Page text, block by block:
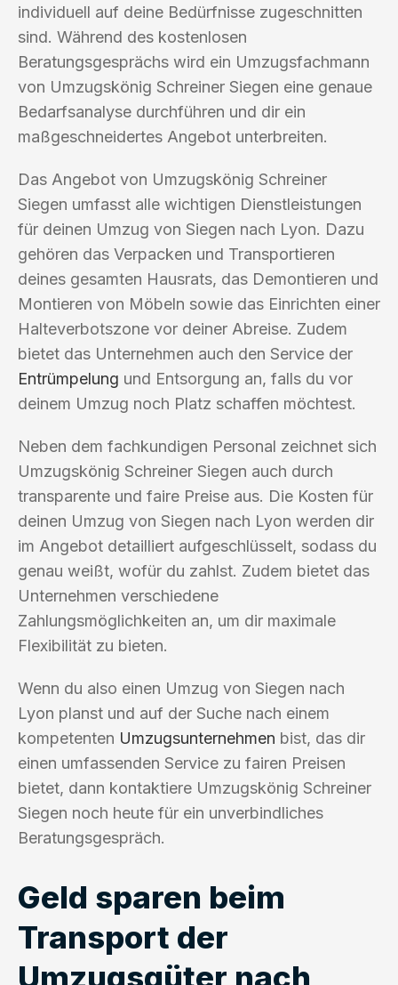
individuell auf deine Bedürfnisse zugeschnitten
sind. Während des kostenlosen
Beratungsgesprächs wird ein Umzugsfachmann
von Umzugskönig Schreiner Siegen eine genaue
Bedarfsanalyse durchführen und dir ein
maßgeschneidertes Angebot unterbreiten.
Das Angebot von Umzugskönig Schreiner
Siegen umfasst alle wichtigen Dienstleistungen
für deinen Umzug von Siegen nach Lyon. Dazu
gehören das Verpacken und Transportieren
deines gesamten Hausrats, das Demontieren und
Montieren von Möbeln sowie das Einrichten einer
Halteverbotszone vor deiner Abreise. Zudem
bietet das Unternehmen auch den Service der
Entrümpelung und Entsorgung an, falls du vor
deinem Umzug noch Platz schaffen möchtest.
Neben dem fachkundigen Personal zeichnet sich
Umzugskönig Schreiner Siegen auch durch
transparente und faire Preise aus. Die Kosten für
deinen Umzug von Siegen nach Lyon werden dir
im Angebot detailliert aufgeschlüsselt, sodass du
genau weißt, wofür du zahlst. Zudem bietet das
Unternehmen verschiedene
Zahlungsmöglichkeiten an, um dir maximale
Flexibilität zu bieten.
Wenn du also einen Umzug von Siegen nach
Lyon planst und auf der Suche nach einem
kompetenten Umzugsunternehmen bist, das dir
einen umfassenden Service zu fairen Preisen
bietet, dann kontaktiere Umzugskönig Schreiner
Siegen noch heute für ein unverbindliches
Beratungsgespräch.
Geld sparen beim
Transport der
Umzugsgüter nach